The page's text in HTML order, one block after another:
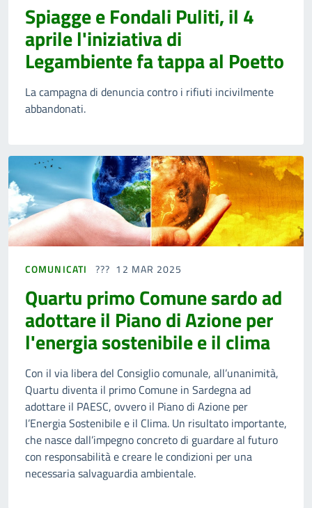
Spiagge e Fondali Puliti, il 4
aprile l'iniziativa di
Legambiente fa tappa al Poetto
La campagna di denuncia contro i rifiuti incivilmente
abbandonati.
COMUNICATI 12 MAR 2025
Quartu primo Comune sardo ad
adottare il Piano di Azione per
l'energia sostenibile e il clima
Con il via libera del Consiglio comunale, all’unanimità,
Quartu diventa il primo Comune in Sardegna ad
adottare il PAESC, ovvero il Piano di Azione per
l’Energia Sostenibile e il Clima. Un risultato importante,
che nasce dall’impegno concreto di guardare al futuro
con responsabilità e creare le condizioni per una
necessaria salvaguardia ambientale.